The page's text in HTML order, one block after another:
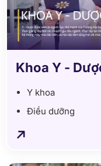
Khoa Y -
Y khoa
Điều dưỡng